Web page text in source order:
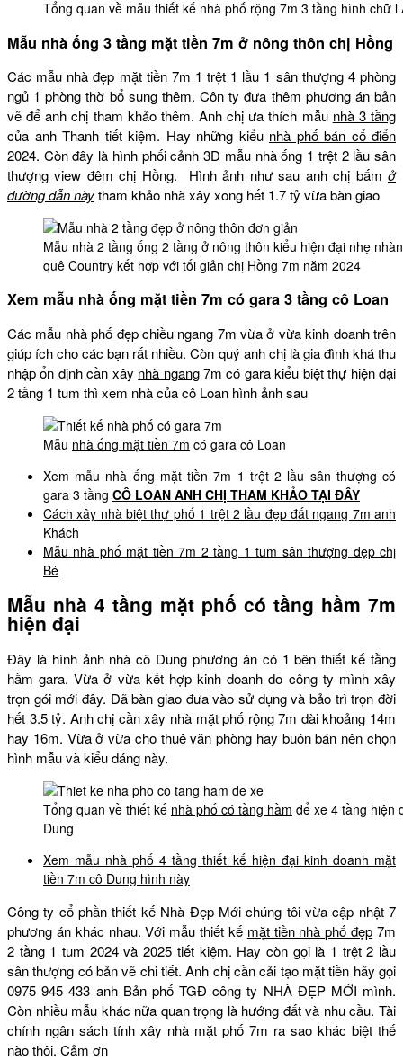
Tổng quan về mẫu thiết kế nhà phố rộng 7m 3 tầng hình chữ l
Mẫu nhà ống 3 tầng mặt tiền 7m ở nông thôn chị Hồng
Các mẫu nhà đẹp mặt tiền 7m 1 trệt 1 lầu 1 sân thượng 4 phòng
ngủ 1 phòng thờ bổ sung thêm. Côn ty đưa thêm phương án bản
vẽ để anh chị tham khảo thêm. Anh chị ưa thích mẫu nhà 3 tầng
của anh Thanh tiết kiệm. Hay những kiểu nhà phố bán cổ điển
2024. Còn đây là hình phối cảnh 3D mẫu nhà ống 1 trệt 2 lầu sân
thượng view đêm chị Hồng. Hình ảnh như sau anh chị bấm ở
đường dẫn nàytham khảo nhà xây xong hết 1.7 tỷ vừa bàn giao
Mẫu nhà 2 tầng ống 2 tầng ở nông thôn kiểu hiện đại nhẹ
quê Country kết hợp với tối giản chị Hồng 7m năm 2024
Xem mẫu nhà ống mặt tiền 7m có gara 3 tầng cô Loan
Các mẫu nhà phố đẹp chiều ngang 7m vừa ở vừa kinh doanh trên
giúp ích cho các bạn rất nhiều. Còn quý anh chị là gia đình khá thu
nhập ổn định cần xây nhà ngang7m có gara kiểu biệt thự hiện đại
2 tầng 1 tum thì xem nhà của cô Loan hình ảnh sau
Mẫu nhà ống mặt tiền 7m có gara cô Loan
Xem mẫu nhà ống mặt tiền 7m 1 trệt 2 lầu sân thượng có
gara 3 tầng CÔ LOAN ANH CHỊ THAM KHẢO TẠI ĐÂY
Cách xây nhà biệt thự phố 1 trệt 2 lầu đẹp đất ngang 7m anh
Khách
Mẫu nhà phố mặt tiền 7m 2 tầng 1 tum sân thượng đẹp chị
Bé
Mẫu nhà 4 tầng mặt phố có tầng hầm 7m
hiện đại
Đây là hình ảnh nhà cô Dung phương án có 1 bên thiết kế tầng
hầm gara. Vừa ở vừa kết hợp kinh doanh do công ty mình xây
trọn gói mới đây. Đã bàn giao đưa vào sử dụng và bảo trì trọn đời
hết 3.5 tỷ. Anh chị cần xây nhà mặt phố rộng 7m dài khoảng 14m
hay 16m. Vừa ở vừa cho thuê văn phòng hay buôn bán nên chọn
hình mẫu và kiểu dáng này.
Tổng quan về thiết kế nhà phố có tầng hầm để xe 4 tầng hiện
Dung
Xem mẫu nhà phố 4 tầng thiết kế hiện đại kinh doanh mặt
tiền 7m cô Dung hình này
Công ty cổ phần thiết kế Nhà Đẹp Mới chúng tôi vừa cập nhật 7
phương án khác nhau. Với mẫu thiết kế mặt tiền nhà phố đẹp 7m
2 tầng 1 tum 2024 và 2025 tiết kiệm. Hay còn gọi là 1 trệt 2 lầu
sân thượng có bản vẽ chi tiết. Anh chị cần cải tạo mặt tiền hãy gọi
0975 945 433 anh Bản phố TGĐ công ty NHÀ ĐẸP MỚI mình.
Còn nhiều mẫu khác nữa quan trọng là hướng đất và nhu cầu. Tài
chính ngân sách tính xây nhà mặt phố 7m ra sao khác biệt thế
nào thôi. Cảm ơn